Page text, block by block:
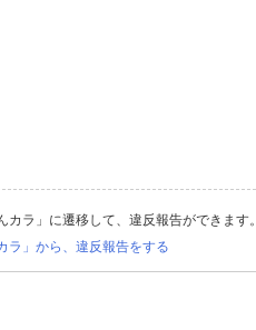
カラ」に遷移して、違反報告ができます。
ラ」から、違反報告をする